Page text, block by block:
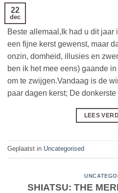
22
dec
Beste allemaal,Ik had u dit jaar
een fijne kerst gewenst, maar
onzin, domheid, illusies en
ben ik het mee eens) gaande
om te zwijgen.Vandaag is de
paar dagen kerst; De
LEES
Geplaatst in Uncategorised
SHIATSU: THE